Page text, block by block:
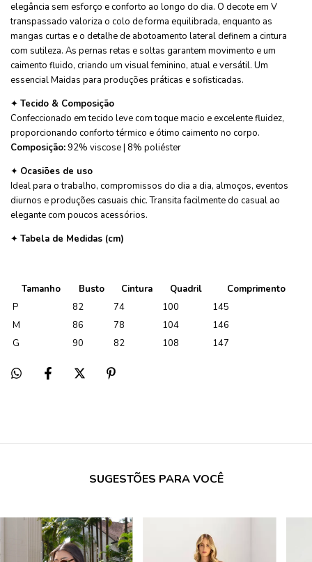
elegância sem esforço e conforto ao longo do dia. O decote em V
transpassado valoriza o colo de forma equilibrada, enquanto as
mangas curtas e o detalhe de abotoamento lateral definem a cintura
com sutileza. As pernas retas e soltas garantem movimento e um
caimento fluido, criando um visual feminino, atual e versátil. Um
essencial Maidas para produções práticas e sofisticadas.
✦ Tecido & Composição
Confeccionado em tecido leve com toque macio e excelente fluidez,
proporcionando conforto térmico e ótimo caimento no corpo.
Composição:92% viscose | 8% poliéster
✦ Ocasiões de uso
Ideal para o trabalho, compromissos do dia a dia, almoços, eventos
diurnos e produções casuais chic. Transita facilmente do casual ao
elegante com poucos acessórios.
✦ Tabela de Medidas (cm)
Tamanho Busto Cintura Quadril
Comprimento
P
82 74 100
145
M
86 78 104
146
G
90 82 108 147
SUGESTÕES PARA VOCÊ